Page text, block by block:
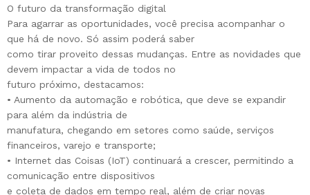
O futuro da transformação digital
Para agarrar as oportunidades, você precisa acompanhar o
que há de novo. Só assim poderá saber
como tirar proveito dessas mudanças. Entre as novidades que
devem impactar a vida de todos no
futuro próximo, destacamos:
• Aumento da automação e robótica, que deve se expandir
para além da indústria de
manufatura, chegando em setores como saúde, serviços
financeiros, varejo e transporte;
• Internet das Coisas (IoT) continuará a crescer, permitindo a
comunicação entre dispositivos
e coleta de dados em tempo real, além de criar novas